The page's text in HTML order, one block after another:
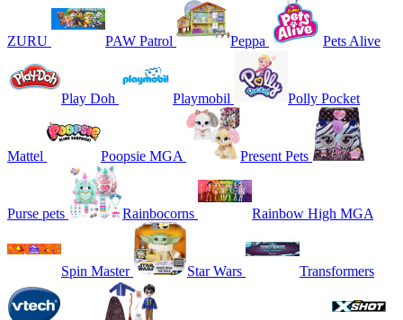
ZURU PAW Patrol Peppa Pets Alive
Play Doh Playmobil Polly Pocket
Mattel Poopsie MGA Present Pets
Purse pets Rainbocorns Rainbow High MGA
Spin Master Star Wars Transformers